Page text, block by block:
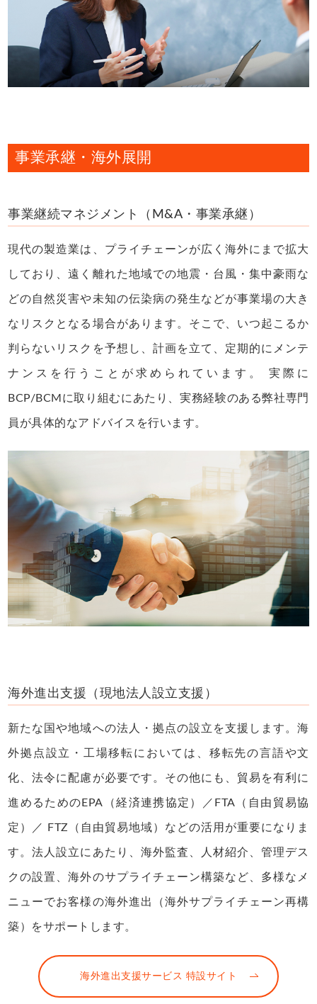
事業承継・海外展開
事業継続マネジメント（M&A・事業承継）
現代の製造業は、プライチェーンが広く海外にまで拡大
しており、遠く離れた地域での地震・台風・集中豪雨な
どの自然災害や未知の伝染病の発生などが事業場の大き
なリスクとなる場合があります。そこで、いつ起こるか
判らないリスクを予想し、計画を立て、定期的にメンテ
ナンスを行うことが求められています。 実際に
BCP/BCMに取り組むにあたり、実務経験のある弊社専門
員が具体的なアドバイスを行います。
海外進出支援（現地法人設立支援）
新たな国や地域への法人・拠点の設立を支援します。海
外拠点設立・工場移転においては、移転先の言語や文
化、法令に配慮が必要です。その他にも、貿易を有利に
進めるためのEPA（経済連携協定）／FTA（自由貿易協
定）／ FTZ（自由貿易地域）などの活用が重要になりま
す。法人設立にあたり、海外監査、人材紹介、管理デス
クの設置、海外のサプライチェーン構築など、多様なメ
ニューでお客様の海外進出（海外サプライチェーン再構
築）をサポートします。
海外進出支援サービス 特設サイト